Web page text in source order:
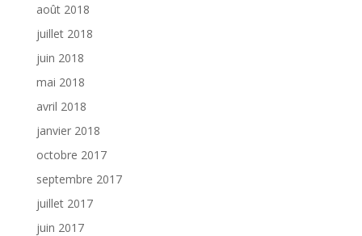
août 2018
juillet 2018
juin 2018
mai 2018
avril 2018
janvier 2018
octobre 2017
septembre 2017
juillet 2017
juin 2017